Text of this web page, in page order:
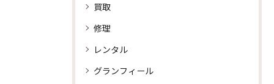
買取
修理
レンタル
グランフィール